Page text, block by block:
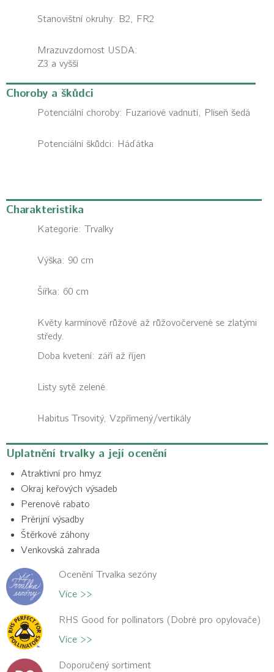
Stanovištní okruhy: B2, FR2
Mrazuvzdornost USDA:
Z3 a vyšší
Choroby a škůdci
Potenciální choroby: Fuzariové vadnutí, Plíseň šedá
Potenciální škůdci: Háďátka
Charakteristika
Kategorie: Trvalky
Výška: 90 cm
Šířka: 60 cm
Květy karmínově růžové až růžovočervené se zlatými
středy.
Doba kvetení: září až říjen
Listy sytě zelené.
Habitus Trsovitý, Vzpřímený/vertikály
Uplatnění trvalky a její ocenění
Atraktivní pro hmyz
Okraj keřových výsadeb
Perenové rabato
Prérijní výsadby
Štěrkové záhony
Venkovská zahrada
Ocenění Trvalka sezóny
Více >>
RHS Good for pollinators (Dobré pro opylovače)
Více >>
Doporučený sortiment